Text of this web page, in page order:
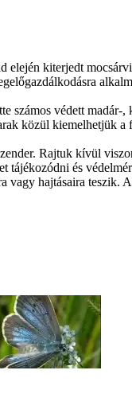
kiterjedt
számos védett
közül kiemelhetjük
Rajtuk kívül
és
hajtásaira